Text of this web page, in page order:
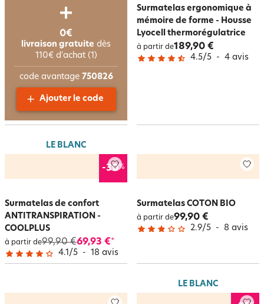
Surmatelas ergonomique à
mémoire de forme - Housse
Lyocell thermorégulatrice
à partir de189,90 €
4.5/5 - 4 avis
LE BLANC
-30%
Surmatelas de confort
ANTITRANSPIRATION -
COOLPLUS
à partir de99,90 €69,93 €*
4.1/5 - 18 avis
Surmatelas COTON BIO
à partir de99,90 €
2.9/5 - 8 avis
LE BLANC
0€
livraison gratuite dès
110€ d'achat (1)
code avantage 750826
Ajouter le code